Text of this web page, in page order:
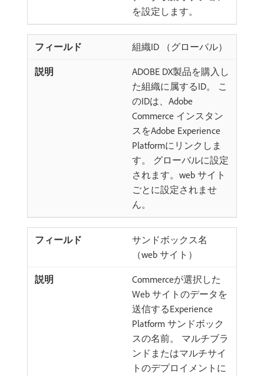
を設定します。
組織ID （グローバル）
ADOBE DX製品を購入し
た組織に属するID。 こ
のIDは、Adobe
Commerce インスタン
スをAdobe Experience
Platformにリンクしま
す。 グローバルに設定
されます。web サイト
ごとに設定されませ
ん。
サンドボックス名
（web サイト）
Commerceが選択した
Web サイトのデータを
送信するExperience
Platform サンドボック
スの名前。 マルチブラ
ンドまたはマルチサイ
トのデプロイメントに